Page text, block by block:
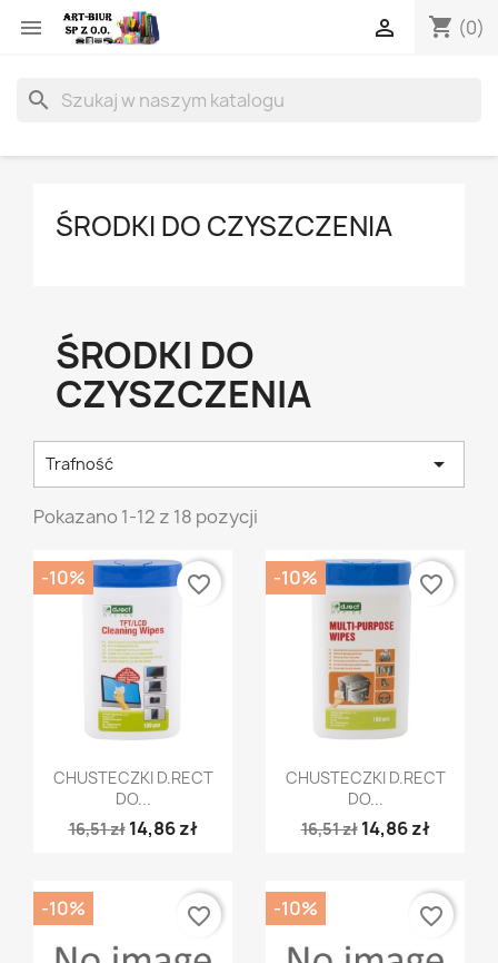
 shopping_cart (0)

search
ŚRODKI DO CZYSZCZENIA
ŚRODKI DO
CZYSZCZENIA
Trafność 
Pokazano 1-12 z 18 pozycji
 Szybki podgląd
CHUSTECZKI D.RECT
DO...
16,51 zł 14,86 zł
-10% favorite_border
 Szybki podgląd
CHUSTECZKI D.RECT
DO...
16,51 zł 14,86 zł
-10% favorite_border
-10% favorite_border -10% favorite_border